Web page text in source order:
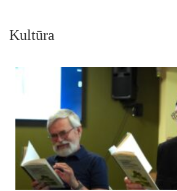
Kultūra